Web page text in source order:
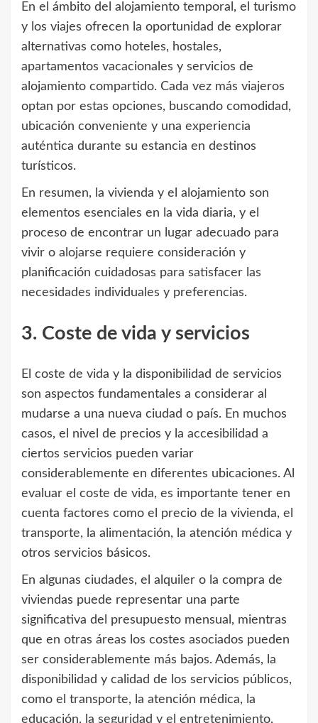
En el ámbito del alojamiento temporal, el turismo
y los viajes ofrecen la oportunidad de explorar
alternativas como hoteles, hostales,
apartamentos vacacionales y servicios de
alojamiento compartido. Cada vez más viajeros
optan por estas opciones, buscando comodidad,
ubicación conveniente y una experiencia
auténtica durante su estancia en destinos
turísticos.
En resumen, la vivienda y el alojamiento son
elementos esenciales en la vida diaria, y el
proceso de encontrar un lugar adecuado para
vivir o alojarse requiere consideración y
planificación cuidadosas para satisfacer las
necesidades individuales y preferencias.
3. Coste de vida y servicios
El coste de vida y la disponibilidad de servicios
son aspectos fundamentales a considerar al
mudarse a una nueva ciudad o país. En muchos
casos, el nivel de precios y la accesibilidad a
ciertos servicios pueden variar
considerablemente en diferentes ubicaciones. Al
evaluar el coste de vida, es importante tener en
cuenta factores como el precio de la vivienda, el
transporte, la alimentación, la atención médica y
otros servicios básicos.
En algunas ciudades, el alquiler o la compra de
viviendas puede representar una parte
significativa del presupuesto mensual, mientras
que en otras áreas los costes asociados pueden
ser considerablemente más bajos. Además, la
disponibilidad y calidad de los servicios públicos,
como el transporte, la atención médica, la
educación, la seguridad y el entretenimiento,